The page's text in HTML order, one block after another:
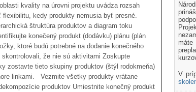
kvality na úrovni projektu uvádza rozsah
kedy produkty nemusia byť presné.
štruktúra produktov a diagram toku
konečený produkt (dodávku) plánu (plán
ktoré budú potrebné na dodanie konečného
že nie sú aktivitami Zoskupte
zostavte tieto skupiny produktov (štýl rodokmeňa)
linkami. Vezmite všetky produkty vrátane
produktov Umiestnite konečný produkt
V